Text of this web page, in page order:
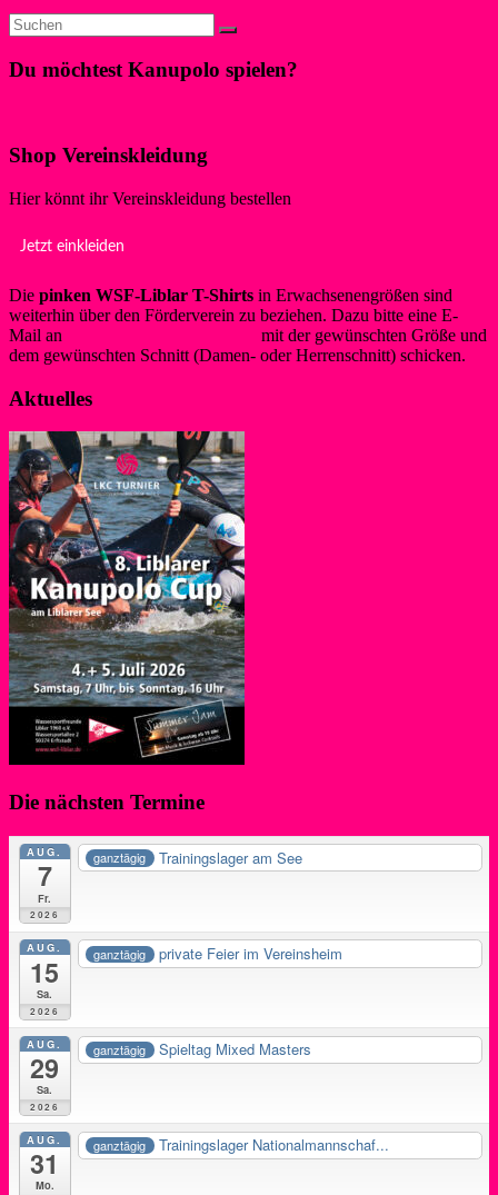
Du möchtest Kanupolo spielen?
Shop Vereinskleidung
Hier könnt ihr Vereinskleidung bestellen
Jetzt einkleiden
Die pinken WSF-Liblar T-Shirts in Erwachsenengrößen sind
weiterhin über den Förderverein zu beziehen. Dazu bitte eine E-
Mail an
mit der gewünschten Größe und
dem gewünschten Schnitt (Damen- oder Herrenschnitt) schicken.
Aktuelles
Die nächsten Termine
AUG.
7
Fr.
2026
ganztägig Trainingslager am See
AUG.
15
Sa.
2026
ganztägig private Feier im Vereinsheim
AUG.
29
Sa.
2026
ganztägig Spieltag Mixed Masters
AUG.
31
Mo.
ganztägig Trainingslager Nationalmannschaf...